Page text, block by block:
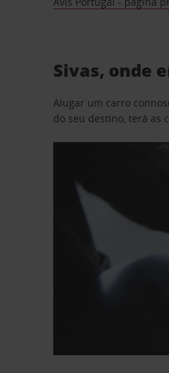
Sivas, onde
Alugar um carro
do seu destino, terá as